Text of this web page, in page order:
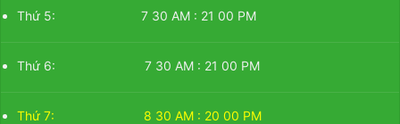
Thứ 5: 7 30 AM : 21 00 PM
Thứ 6: 7 30 AM : 21 00 PM
Thứ 7: 8 30 AM : 20 00 PM